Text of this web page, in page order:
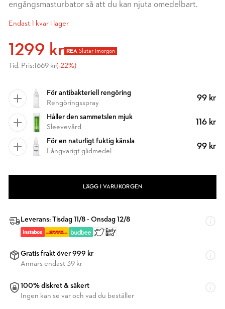
engångsmasturbator så att du kan njuta omedelbart.
Endast 1 kvar i lager
1299 kr REA Slutar imorgon
Tid. Pris:1669 kr(-22%)
För antibakteriell rengöring
Rengöringsspray
99 kr
Håller den sammetslen mjuk
Sleevevård
116 kr
För en naturligt fuktig känsla
Långvarigt glidmedel
99 kr
LÄGG I VARUKORGEN
Leverans: Tisdag 11/8 - Onsdag 12/8
Gratis frakt över 999 kr
Annars endast 39 kr
100% diskret & säkert
Ingen kan se var och vad du beställer